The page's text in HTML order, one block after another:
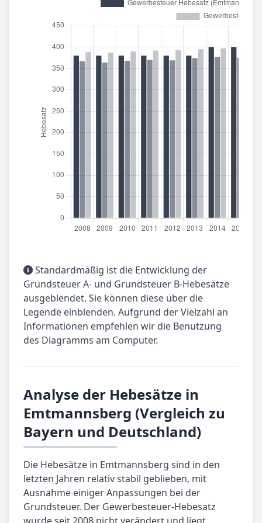
Standardmäßig ist die Entwicklung der
Grundsteuer A- und Grundsteuer B-Hebesätze
ausgeblendet. Sie können diese über die
Legende einblenden. Aufgrund der Vielzahl an
Informationen empfehlen wir die Benutzung
des Diagramms am Computer.
Analyse der Hebesätze in
Emtmannsberg (Vergleich zu
Bayern und Deutschland)
Die Hebesätze in Emtmannsberg sind in den
letzten Jahren relativ stabil geblieben, mit
Ausnahme einiger Anpassungen bei der
Grundsteuer. Der Gewerbesteuer-Hebesatz